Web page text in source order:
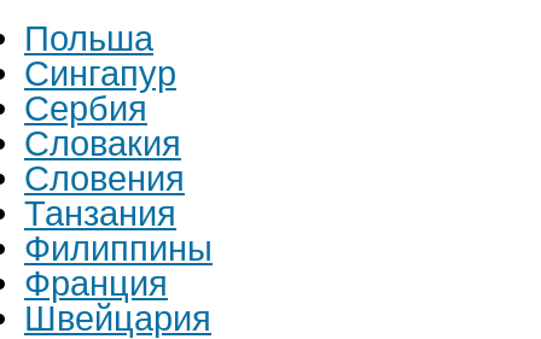
Польша
Сингапур
Сербия
Словакия
Словения
Танзания
Филиппины
Франция
Швейцария